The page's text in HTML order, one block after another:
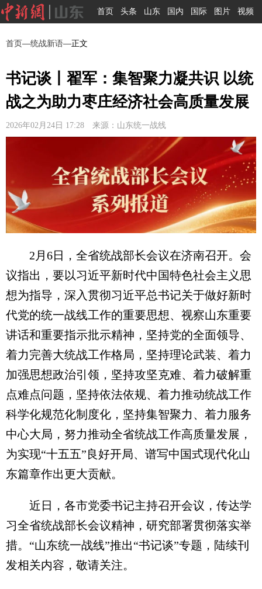
首页 头条 山东 国内 国际 图片 视频
首页—统战新语—正文
书记谈丨翟军：集智聚力凝共识 以统
战之为助力枣庄经济社会高质量发展
2026年02月24日 17:28 来源：山东统一战线
2月6日，全省统战部长会议在济南召开。会
议指出，要以习近平新时代中国特色社会主义思
想为指导，深入贯彻习近平总书记关于做好新时
代党的统一战线工作的重要思想、视察山东重要
讲话和重要指示批示精神，坚持党的全面领导、
着力完善大统战工作格局，坚持理论武装、着力
加强思想政治引领，坚持攻坚克难、着力破解重
点难点问题，坚持依法依规、着力推动统战工作
科学化规范化制度化，坚持集智聚力、着力服务
中心大局，努力推动全省统战工作高质量发展，
为实现“十五五”良好开局、谱写中国式现代化山
东篇章作出更大贡献。
近日，各市党委书记主持召开会议，传达学
习全省统战部长会议精神，研究部署贯彻落实举
措。“山东统一战线”推出“书记谈”专题，陆续刊
发相关内容，敬请关注。